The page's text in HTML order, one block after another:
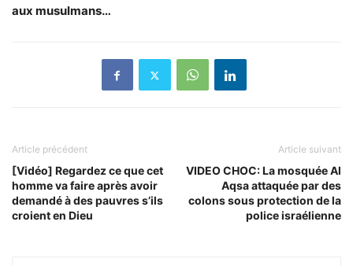
aux musulmans…
Article précédent
[Vidéo] Regardez ce que cet
homme va faire après avoir
demandé à des pauvres s’ils
croient en Dieu
Article suivant
VIDEO CHOC: La mosquée Al
Aqsa attaquée par des
colons sous protection de la
police israélienne